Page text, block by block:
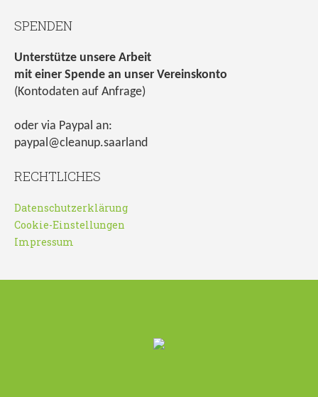
SPENDEN
Unterstütze unsere Arbeit
mit einer Spende an unser Vereinskonto
(Kontodaten auf Anfrage)
oder via Paypal an:
paypal@cleanup.saarland
RECHTLICHES
Datenschutzerklärung
Cookie-Einstellungen
Impressum